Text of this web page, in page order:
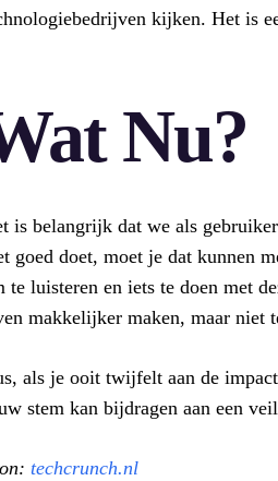
kijken. Het is
Nu?
is belangrijk dat we als
goed doet, moet je dat kunnen
te luisteren en iets te doen met
makkelijker maken, maar niet
als je ooit twijfelt aan de
stem kan bijdragen aan een
techcrunch.nl